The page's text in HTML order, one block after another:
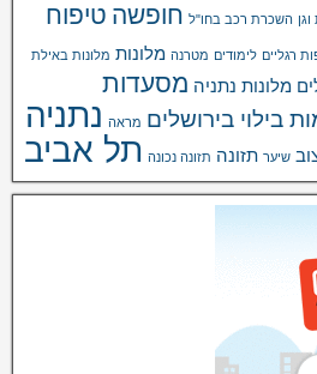
השכרת רכב בחו"ל חופשה טיפוח
רגליים לימודים מטרנה מלונות מלונות באילת
מלונות נתניה מסעדות
בילוי בירושלים מראה נתניה
שיער תזונה תזונה נכונה תל אביב